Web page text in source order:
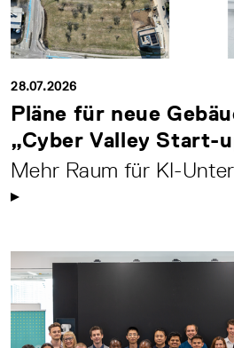
28.07.2026
Pläne für neue
„Cyber Valley Start-
Mehr Raum für KI-